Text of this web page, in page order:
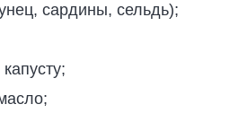
сардины, сельдь);